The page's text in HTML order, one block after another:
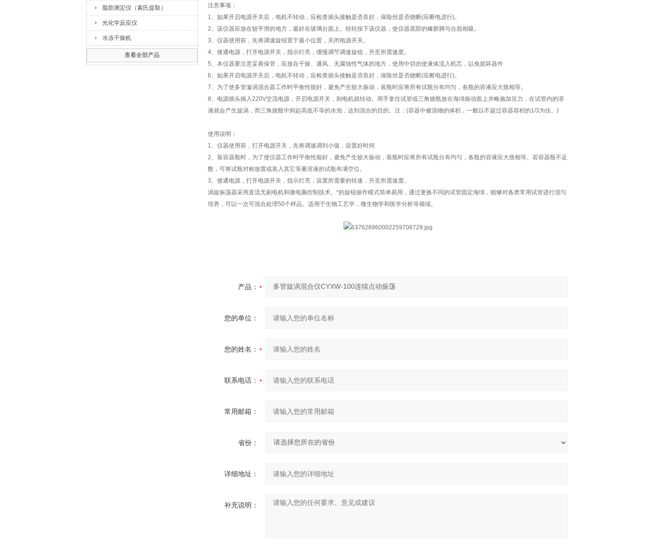
脂肪测定仪（索氏提取）
光化学反应仪
冷冻干燥机
查看全部产品
注意事项：
1、如果开启电源开关后，电机不转动，应检查插头接触是否良好，保险丝是否烧断(应断电进行)。
2、该仪器应放在较平滑的地方，最好在玻璃台面上。轻轻按下该仪器，使仪器底部的橡胶脚与台面相吸。
3、仪器使用前，先将调速旋钮置于最小位置，关闭电源开关。
4、接通电源，打开电源开关，指示灯亮，缓慢调节调速旋钮，升至所需速度。
5、本仪器要注意妥善保管，应放在干燥、通风、无腐蚀性气体的地方，使用中切勿使液体流入机芯，以免损坏器件
6、如果开启电源开关后，电机不转动，应检查插头接触是否良好，保险丝是否烧断(应断电进行)。
7、为了使多管漩涡混合器工作时平衡性能好，避免产生较大振动，装瓶时应将所有试瓶分布均匀，各瓶的容液应大致相等。
8、电源插头插入220V交流电源，开启电源开关，则电机就转动。用手拿住试管或三角烧瓶放在海绵振动面上并略施加压力，在试管内的溶
液就会产生旋涡，而三角烧瓶中则起高低不等的水泡，达到混合的目的。注：(容器中被混物的体积，一般以不超过容器容积的1/3为佳。)
使用说明：
1、仪器使用前，打开电源开关，先将调速调到小值，设置好时间
2、装容器瓶时，为了使仪器工作时平衡性能好，避免产生较大振动，装瓶时应将所有试瓶分布均匀，各瓶的容液应大致相等。若容器瓶不足
数，可将试瓶对称放置或装入其它等量溶液的试瓶布满空位。
3、接通电源，打开电源开关，指示灯亮，设置所需要的转速，升至所需速度。
涡旋振荡器采用直流无刷电机和微电脑控制技术。*的旋钮操作模式简单易用，通过更换不同的试管固定海绵，能够对各类常用试管进行混匀
培养，可以一次可混合处理50个样品。适用于生物工艺学，微生物学和医学分析等领域。
产品：
您的单位：
您的姓名：
联系电话：
常用邮箱：
省份：
详细地址：
补充说明：